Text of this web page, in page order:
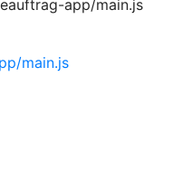
app/main.js
main.js